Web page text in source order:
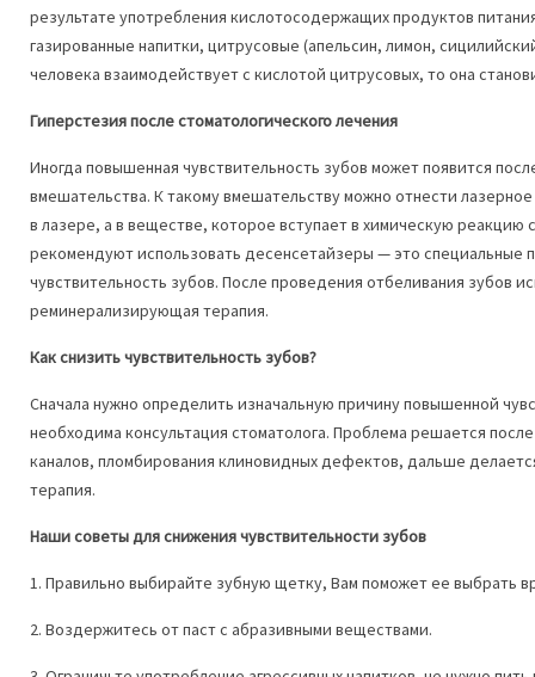
результате употребления кислотосодержащих продуктов
газированные напитки, цитрусовые (апельсин, лимон,
человека взаимодействует с кислотой цитрусовых, то она
Гиперстезия после стоматологического лечения
Иногда повышенная чувствительность зубов может появится
вмешательства. К такому вмешательству можно отнести
в лазере, а в веществе, которое вступает в химическую реакцию
рекомендуют использовать десенсетайзеры — это специальные
чувствительность зубов. После проведения отбеливания зубов
реминерализирующая терапия.
Как снизить чувствительность зубов?
Сначала нужно определить изначальную причину повышенной
необходима консультация стоматолога. Проблема решается
каналов, пломбирования клиновидных дефектов, дальше
терапия.
Наши советы для снижения чувствительности зубов
1. Правильно выбирайте зубную щетку, Вам поможет ее выбрать
2. Воздержитесь от паст с абразивными веществами.